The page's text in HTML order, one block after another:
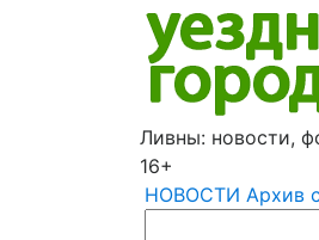
Ливны: новости,
16+
НОВОСТИ Архив